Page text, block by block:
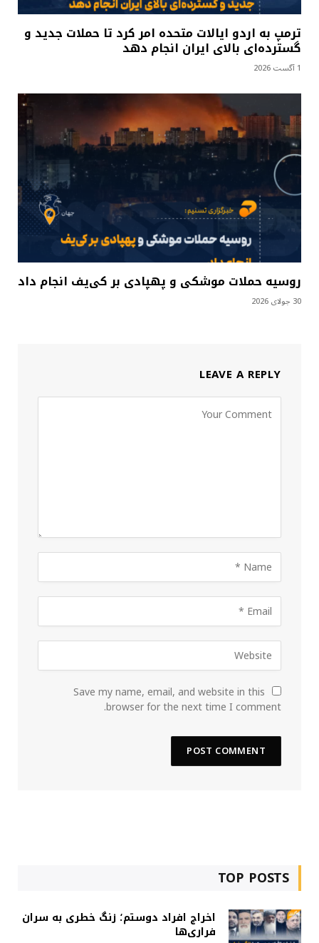
ترمپ به اردو ایالات متحده امر کرد تا حملات جدید و
گسترده‌ای بالای ایران انجام دهد
1 آگست 2026
روسیه حملات موشکی و پهپادی بر کی‌یف انجام داد
30 جولای 2026
LEAVE A REPLY
Save my name, email, and website in this
browser for the next time I comment.
TOP POSTS
اخراج افراد دوستم؛ زنگ خطری به سران
فراری‌ها